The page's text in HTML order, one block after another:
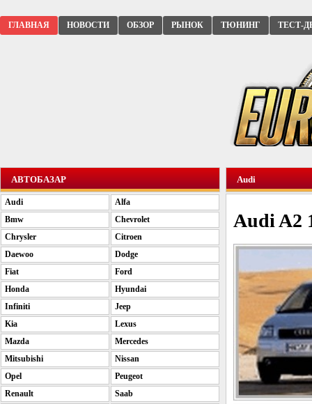
ГЛАВНАЯ НОВОСТИ ОБЗОР РЫНОК ТЮНИНГ ТЕСТ-
Audi
Audi A2
АВТОБАЗАР
Audi
Alfa
Bmw
Chevrolet
Chrysler
Citroen
Daewoo
Dodge
Fiat
Ford
Honda
Hyundai
Infiniti
Jeep
Kia
Lexus
Mazda
Mercedes
Mitsubishi
Nissan
Opel
Peugeot
Renault
Saab